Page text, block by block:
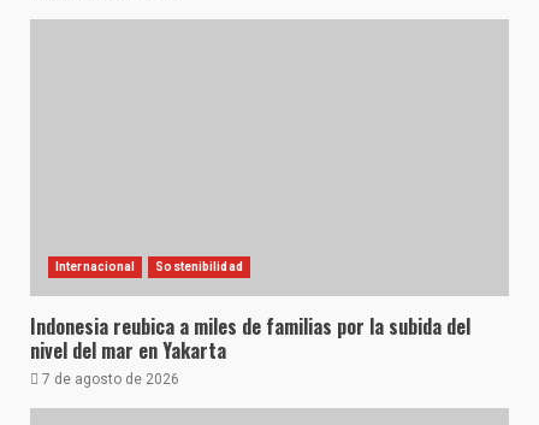
Internacional Sostenibilidad
Indonesia reubica a miles de familias por la subida del
nivel del mar en Yakarta
7 de agosto de 2026